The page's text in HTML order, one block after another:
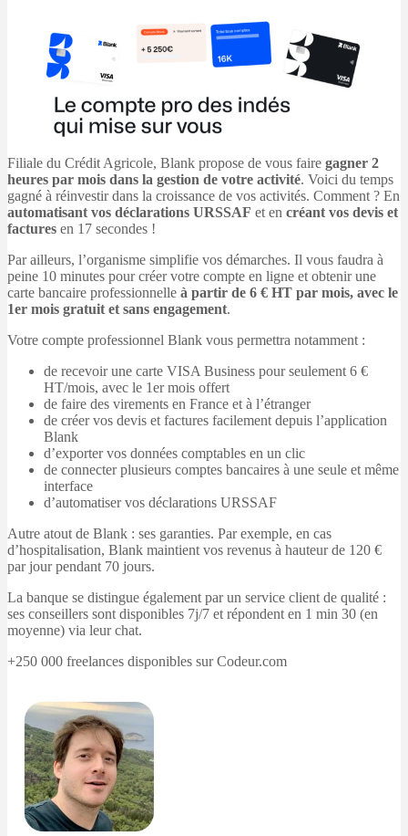
Filiale du Crédit Agricole, Blank propose de vous faire gagner 2
heures par mois dans la gestion de votre activité. Voici du temps
gagné à réinvestir dans la croissance de vos activités. Comment ? En
automatisant vos déclarations URSSAF et en créant vos devis et
factures en 17 secondes !
Par ailleurs, l’organisme simplifie vos démarches. Il vous faudra à
peine 10 minutes pour créer votre compte en ligne et obtenir une
carte bancaire professionnelle à partir de 6 € HT par mois, avec le
1er mois gratuit et sans engagement.
Votre compte professionnel Blank vous permettra notamment :
de recevoir une carte VISA Business pour seulement 6 €
HT/mois, avec le 1er mois offert
de faire des virements en France et à l’étranger
de créer vos devis et factures facilement depuis l’application
Blank
d’exporter vos données comptables en un clic
de connecter plusieurs comptes bancaires à une seule et même
interface
d’automatiser vos déclarations URSSAF
Autre atout de Blank : ses garanties. Par exemple, en cas
d’hospitalisation, Blank maintient vos revenus à hauteur de 120 €
par jour pendant 70 jours.
La banque se distingue également par un service client de qualité :
ses conseillers sont disponibles 7j/7 et répondent en 1 min 30 (en
moyenne) via leur chat.
+250 000 freelances disponibles sur Codeur.com